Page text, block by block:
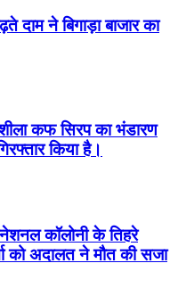
ने बिगाड़ा बाजार का
कफ सिरप का भंडारण
किया है।
कॉलोनी के तिहरे
को अदालत ने मौत की सजा